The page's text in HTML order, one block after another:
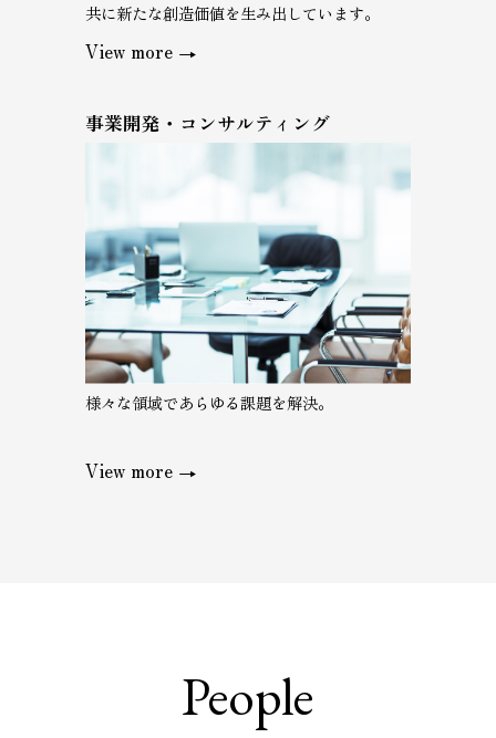
共に新たな創造価値を生み出しています。
View more
事業開発・コンサルティング
様々な領域であらゆる課題を解決。
View more
People